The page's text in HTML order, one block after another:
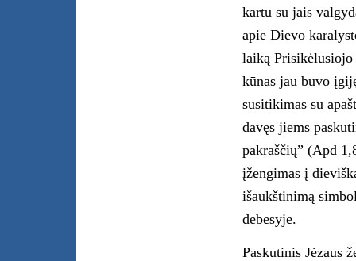
kartu su jais
apie Dievo
laiką Prisikėlusiojo
kūnas jau buvo
susitikimas su
davęs jiems
pakraščių” (Apd
įžengimas į
išaukštinimą
debesyje.
Paskutinis Jėzaus